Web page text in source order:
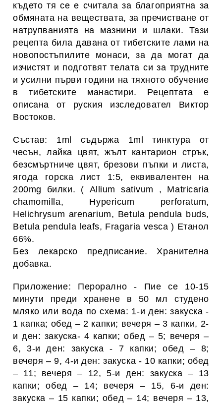
където тя се е считала за благоприятна за
обмяната на веществата, за пречистване от
натрупванията на мазнини и шлаки. Тази
рецепта била давана от тибетските лами на
новопостъпилите монаси, за да могат да
изчистят и подготвят телата си за трудните
и усилни първи години на тяхното обучение
в тибетските манастири. Рецептата е
описана от руския изследовател Виктор
Востоков.
Състав: 1ml съдържа 1ml тинктура от
чесън, лайка цвят, жълт кантарион стрък,
безсмъртниче цвят, брезови пъпки и листа,
ягода горска лист 1:5, еквивалентен на
200mg билки. ( Allium sativum , Matricaria
chamomilla, Hypericum perforatum,
Helichrysum arenarium, Betula pendula buds,
Betula pendula leafs, Fragaria vescа ) Етанол
66%.
Без лекарско предписание. Хранителна
добавка.
Приложение: Перорално - Пие се 10-15
минути преди хранене в 50 мл студено
мляко или вода по схема: 1-и ден: закуска -
1 капка; обед – 2 капки; вечеря – 3 капки, 2-
и ден: закуска- 4 капки; обед – 5; вечеря –
6, 3-и ден: закуска - 7 капки; обед – 8;
вечеря – 9, 4-и ден: закуска - 10 капки; обед
– 11; вечеря – 12, 5-и ден: закуска – 13
капки; обед – 14; вечеря – 15, 6-и ден:
закуска – 15 капки; обед – 14; вечеря – 13,